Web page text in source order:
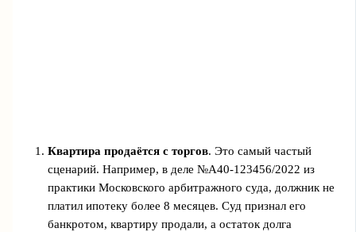
Квартира продаётся с торгов. Это самый частый
сценарий. Например, в деле №А40-123456/2022 из
практики Московского арбитражного суда, должник не
платил ипотеку более 8 месяцев. Суд признал его
банкротом, квартиру продали, а остаток долга